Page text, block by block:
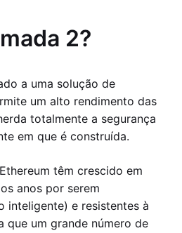
2?
a uma solução de
um alto rendimento das
totalmente a segurança
em que é construída.
têm crescido em
anos por serem
inteligente) e resistentes à
que um grande número de